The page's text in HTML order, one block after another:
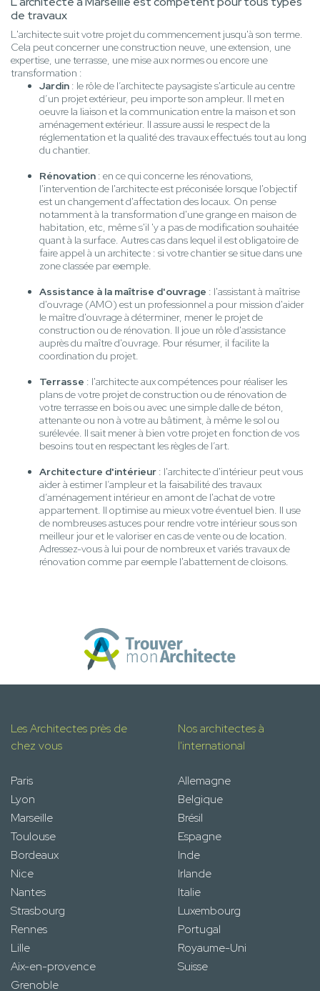
de travaux
L'architecte suit votre projet du commencement jusqu'à son terme.
Cela peut concerner une construction neuve, une extension, une
expertise, une terrasse, une mise aux normes ou encore une
transformation :
Jardin : le rôle de l’architecte paysagiste s'articule au centre
d’un projet extérieur, peu importe son ampleur. Il met en
oeuvre la liaison et la communication entre la maison et son
aménagement extérieur. Il assure aussi le respect de la
réglementation et la qualité des travaux effectués tout au long
du chantier.
Rénovation : en ce qui concerne les rénovations,
l'intervention de l'architecte est préconisée lorsque l'objectif
est un changement d'affectation des locaux. On pense
notamment à la transformation d'une grange en maison de
habitation, etc, même s'il 'y a pas de modification souhaitée
quant à la surface. Autres cas dans lequel il est obligatoire de
faire appel à un architecte : si votre chantier se situe dans une
zone classée par exemple.
Assistance à la maîtrise d'ouvrage : l'assistant à maîtrise
d'ouvrage (AMO) est un professionnel a pour mission d'aider
le maître d'ouvrage à déterminer, mener le projet de
construction ou de rénovation. Il joue un rôle d'assistance
auprès du maître d'ouvrage. Pour résumer, il facilite la
coordination du projet.
Terrasse : l'architecte aux compétences pour réaliser les
plans de votre projet de construction ou de rénovation de
votre terrasse en bois ou avec une simple dalle de béton,
attenante ou non à votre au bâtiment, à même le sol ou
surélevée. Il sait mener à bien votre projet en fonction de vos
besoins tout en respectant les règles de l’art.
Architecture d'intérieur : l'architecte d'intérieur peut vous
aider à estimer l’ampleur et la faisabilité des travaux
d’aménagement intérieur en amont de l'achat de votre
appartement. Il optimise au mieux votre éventuel bien. Il use
de nombreuses astuces pour rendre votre intérieur sous son
meilleur jour et le valoriser en cas de vente ou de location.
Adressez-vous à lui pour de nombreux et variés travaux de
rénovation comme par exemple l'abattement de cloisons.
Les Architectes près de
chez vous
Paris
Lyon
Marseille
Toulouse
Bordeaux
Nice
Nantes
Strasbourg
Rennes
Lille
Aix-en-provence
Grenoble
Nos architectes à
l'international
Allemagne
Belgique
Brésil
Espagne
Inde
Irlande
Italie
Luxembourg
Portugal
Royaume-Uni
Suisse